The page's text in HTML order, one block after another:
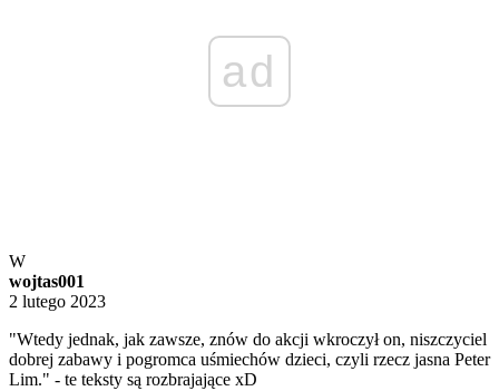
ad
W
wojtas001
2 lutego 2023
"Wtedy jednak, jak zawsze, znów do akcji wkroczył on, niszczyciel
dobrej zabawy i pogromca uśmiechów dzieci, czyli rzecz jasna Peter
Lim." - te teksty są rozbrajające xD